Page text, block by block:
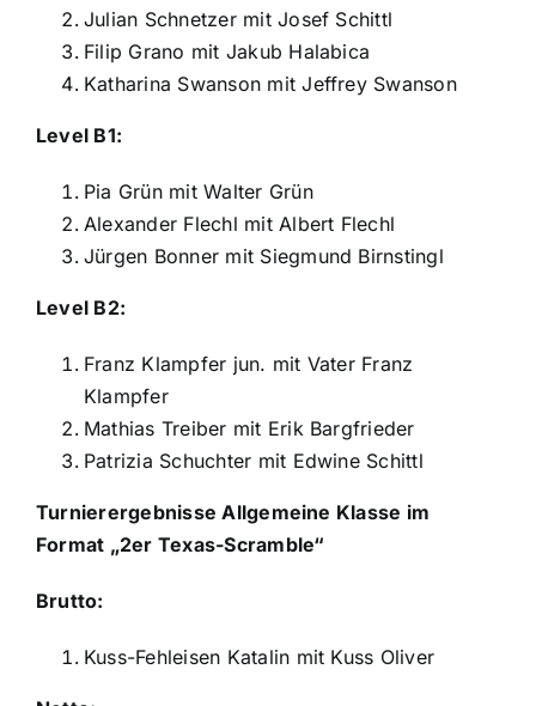
Julian Schnetzer mit Josef Schittl
Filip Grano mit Jakub Halabica
Katharina Swanson mit Jeffrey Swanson
Level B1:
Pia Grün mit Walter Grün
Alexander Flechl mit Albert Flechl
Jürgen Bonner mit Siegmund Birnstingl
Level B2:
Franz Klampfer jun. mit Vater Franz
Klampfer
Mathias Treiber mit Erik Bargfrieder
Patrizia Schuchter mit Edwine Schittl
Turnierergebnisse Allgemeine Klasse im
Format „2er Texas-Scramble“
Brutto:
Kuss-Fehleisen Katalin mit Kuss Oliver